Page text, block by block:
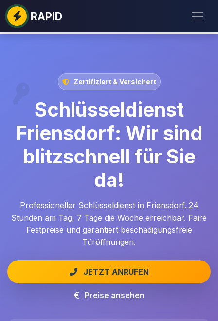
RAPID
Zertifiziert & Versichert
Schlüsseldienst
Friensdorf: Wir sind
blitzschnell für Sie
da!
Professioneller Schlüsseldienst in Friensdorf. 24
Stunden am Tag, 7 Tage die Woche erreichbar. Faire
Festpreise und garantiert beschädigungsfreie
Türöffnungen.
JETZT ANRUFEN
Preise ansehen